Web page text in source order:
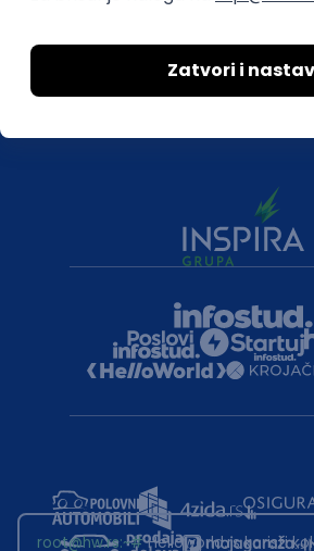
Druželjubivi smo!
root@hw.rs:~#Helloworld.rs koristi